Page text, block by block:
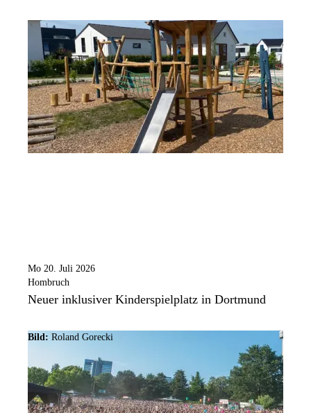
Mo 20. Juli 2026
Hombruch
Neuer inklusiver Kinderspielplatz in Dortmund
Bild: Roland Gorecki